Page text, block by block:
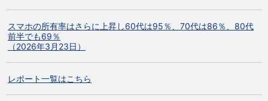
スマホの所有率はさらに上昇し60代は95％、70代は86％、80代
前半でも69％
（2026年3月23日）
レポート一覧はこちら